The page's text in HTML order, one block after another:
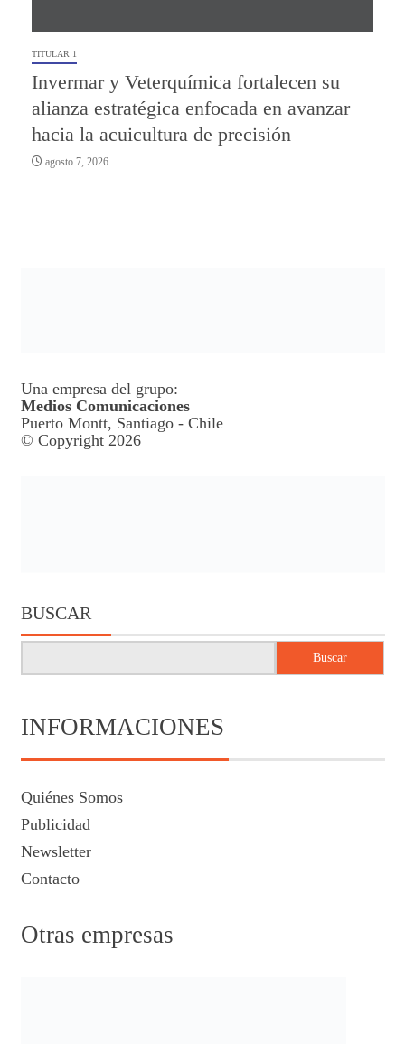
TITULAR 1
Invermar y Veterquímica fortalecen su
alianza estratégica enfocada en avanzar
hacia la acuicultura de precisión
agosto 7, 2026
Una empresa del grupo:
Medios Comunicaciones
Puerto Montt, Santiago - Chile
© Copyright 2026
BUSCAR
Buscar
INFORMACIONES
Quiénes Somos
Publicidad
Newsletter
Contacto
Otras empresas